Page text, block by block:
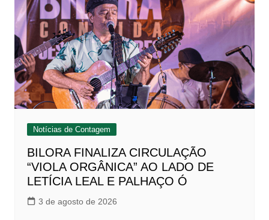
Notícias de Contagem
BILORA FINALIZA CIRCULAÇÃO
“VIOLA ORGÂNICA” AO LADO DE
LETÍCIA LEAL E PALHAÇO Ó
3 de agosto de 2026